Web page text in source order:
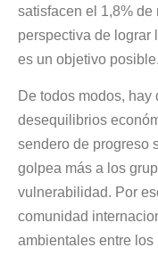
satisfacen el 1,8% de
perspectiva de lograr
es un objetivo posible.
De todos modos,
desequilibrios
sendero de progreso
golpea más a los
vulnerabilidad. Por
comunidad
ambientales entre